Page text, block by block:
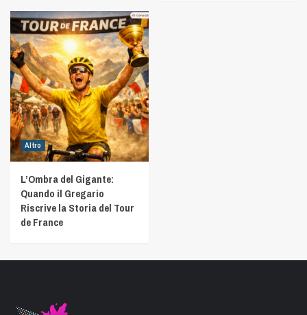
Altro
L’Ombra del Gigante:
Quando il Gregario
Riscrive la Storia del Tour
de France